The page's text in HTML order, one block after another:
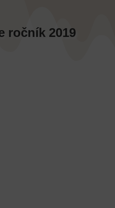
ročník 2019